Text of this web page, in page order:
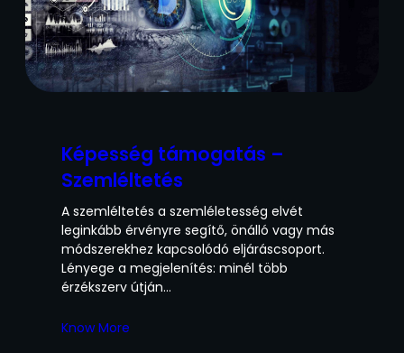
Képesség támogatás –
Szemléltetés
A szemléltetés a szemléletesség elvét
leginkább érvényre segítő, önálló vagy más
módszerekhez kapcsolódó eljáráscsoport.
Lényege a megjelenítés: minél több
érzékszerv útján…
Know More